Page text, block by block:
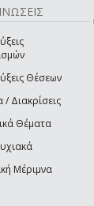
Θέσεων
/ Διακρίσεις
Θέματα
Μέριμνα